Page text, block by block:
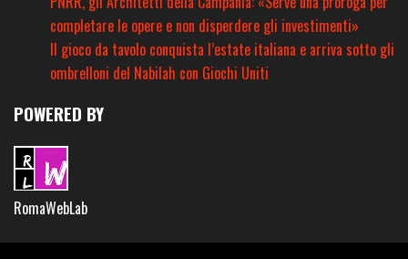
completare le opere e non disperdere gli investimenti»
Il gioco da tavolo conquista l’estate italiana e arriva sotto gli
ombrelloni del Nabilah con Giochi Uniti
POWERED BY
RomaWebLab